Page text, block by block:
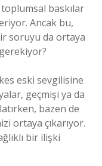
baskılar
Ancak bu,
soruyu da ortaya
eski sevgilisine
geçmişi ya da
bazen de
ortaya çıkarıyor.
bir ilişki